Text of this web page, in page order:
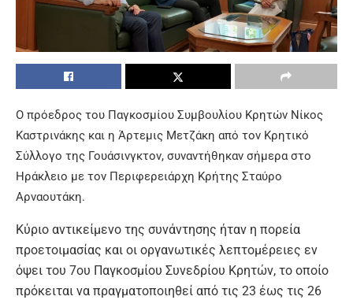
Ο πρόεδρος του Παγκοσμίου Συμβουλίου Κρητών Νίκος
Καστρινάκης και η Άρτεμις Μετζάκη από τον Κρητικό
Σύλλογο της Γουάσινγκτον, συναντήθηκαν σήμερα στο
Ηράκλειο με τον Περιφερειάρχη Κρήτης Σταύρο
Αρναουτάκη.
Κύριο αντικείμενο της συνάντησης ήταν η πορεία
προετοιμασίας και οι οργανωτικές λεπτομέρειες εν
όψει του 7ου Παγκοσμίου Συνεδρίου Κρητών, το οποίο
πρόκειται να πραγματοποιηθεί από τις 23 έως τις 26